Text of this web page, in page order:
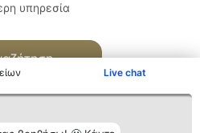
Live chat
υπηρεσία